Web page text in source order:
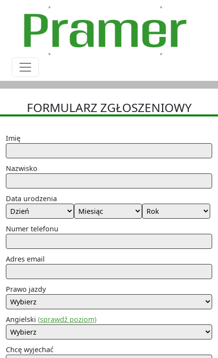
FORMULARZ ZGŁOSZENIOWY
Imię
Nazwisko
Data urodzenia
Numer telefonu
Adres email
Prawo jazdy
Angielski (sprawdź poziom)
Chcę wyjechać